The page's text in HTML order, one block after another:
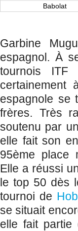
Babolat
Garbine
espagnol. À
tournois ITF
espagnole se
frères. Très
soutenu par
elle fait son
95ème place
Elle a réussi
le top 50 dès
tournoi de
se situait
elle fait partie